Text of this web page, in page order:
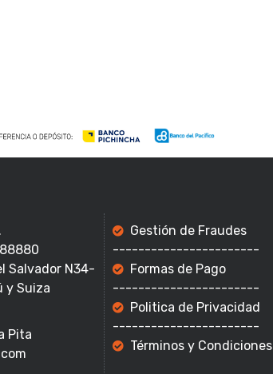
Salvador N34-
y Suiza
Pita
Gestión de Fraudes
-----------------------
Formas de Pago
-----------------------
Politica de Privacidad
-----------------------
Términos y Condiciones